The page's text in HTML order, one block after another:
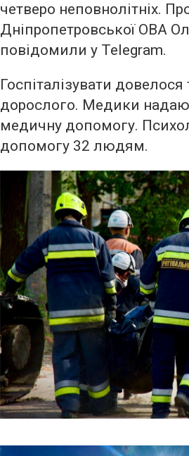
четверо неповнолітніх.
Дніпропетровської ОВА
повідомили у Telegram.
Госпіталізувати довелося
дорослого. Медики
медичну допомогу.
допомогу 32 людям.